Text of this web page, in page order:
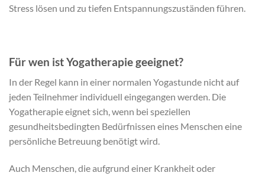
Stress lösen und zu tiefen Entspannungszuständen führen.
Für wen ist Yogatherapie geeignet?
In der Regel kann in einer normalen Yogastunde nicht auf
jeden Teilnehmer individuell eingegangen werden. Die
Yogatherapie eignet sich, wenn bei speziellen
gesundheitsbedingten Bedürfnissen eines Menschen eine
persönliche Betreuung benötigt wird.
Auch Menschen, die aufgrund einer Krankheit oder